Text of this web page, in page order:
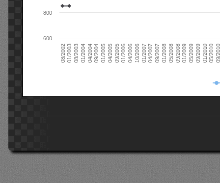
08/200201/200308/200301/200404/200409/200401/200504/200509/200501/200604/200610/200601/200704/200709/200701/200805/200809/200801/200905/200909/200901/201005/201009/
600
800